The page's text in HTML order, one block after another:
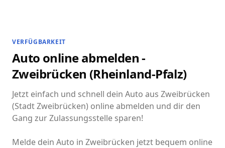
VERFÜGBARKEIT
Auto online abmelden -
Zweibrücken (Rheinland-Pfalz)
Jetzt einfach und schnell dein Auto aus Zweibrücken
(Stadt Zweibrücken) online abmelden und dir den
Gang zur Zulassungsstelle sparen!
Melde dein Auto in Zweibrücken jetzt bequem online